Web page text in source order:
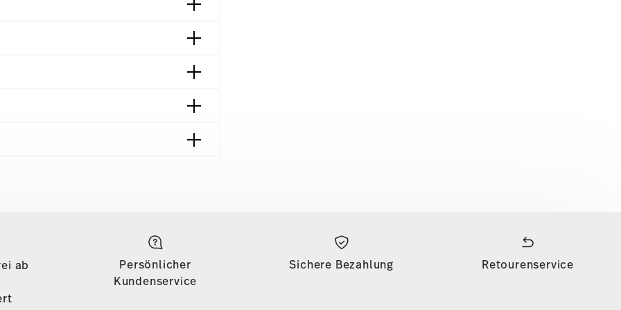
| Wien | Austria
von 69,90 € ist die Lieferung in alle
kostenlos. Für Lieferungen ins
die Lieferung erfolgt versandkostenfrei.
Warenkorbwert von 69,90 CHF
ab
Persönlicher
Kundenservice
Sichere Bezahlung Retourenservice